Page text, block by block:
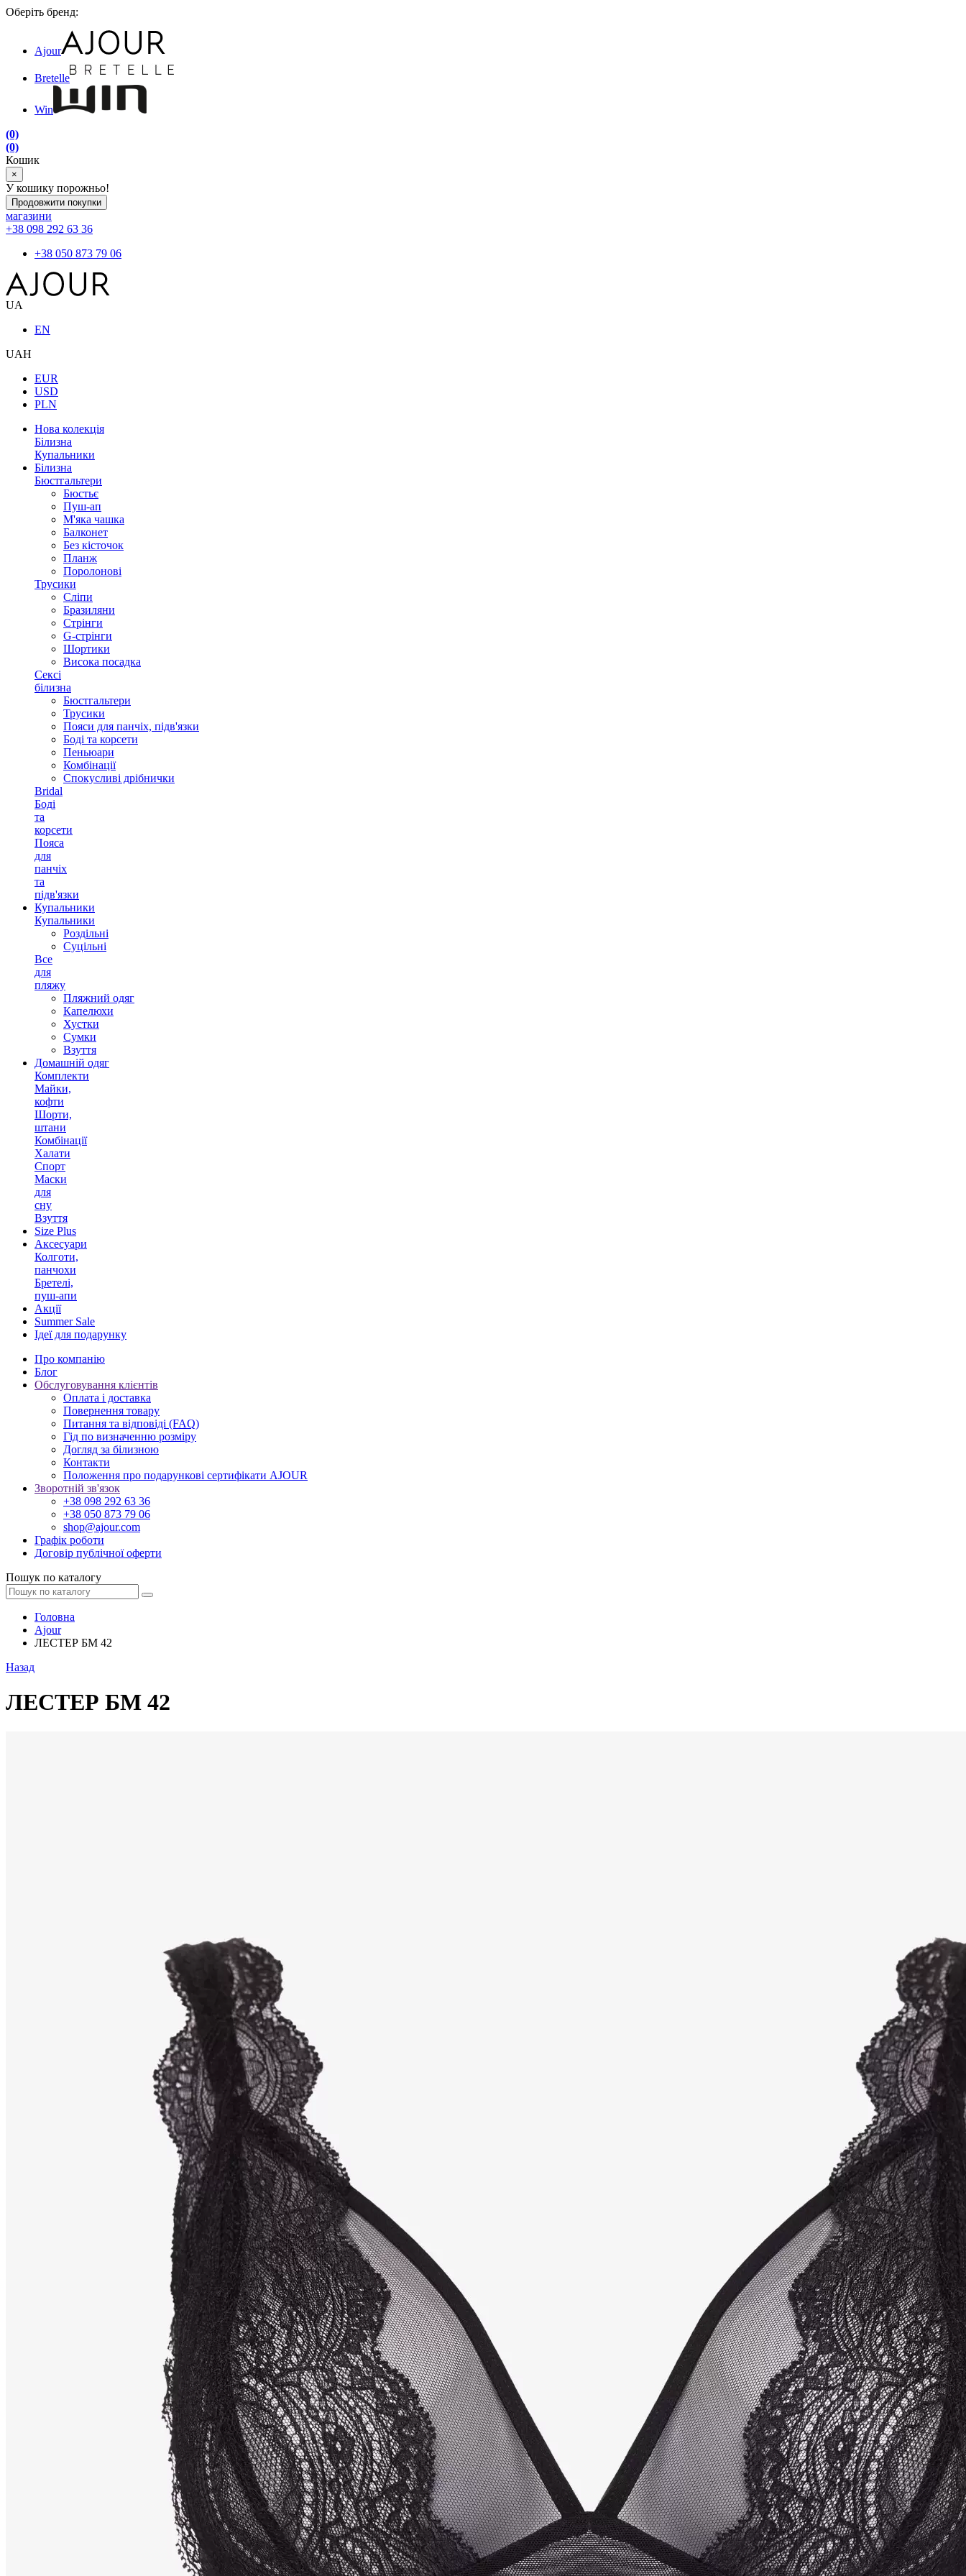
Оберіть бренд:
Ajour
Bretelle
Win
(0)
(0)
Кошик
×
У кошику порожньо!
Продовжити покупки
магазини
+38 098 292 63 36
+38 050 873 79 06
UA
EN
UAH
EUR
USD
PLN
Нова колекція
Білизна
Купальники
Білизна
Бюстгальтери
Бюстьє
Пуш-ап
М'яка чашка
Балконет
Без кісточок
Планж
Поролонові
Трусики
Сліпи
Бразиляни
Стрінги
G-стрінги
Шортики
Висока посадка
Сексі
білизна
Бюстгальтери
Трусики
Пояси для панчіх, підв'язки
Боді та корсети
Пеньюари
Комбінації
Спокусливі дрібнички
Bridal
Боді
та
корсети
Пояса
для
панчіх
та
підв'язки
Купальники
Купальники
Роздільні
Суцільні
Все
для
пляжу
Пляжний одяг
Капелюхи
Хустки
Сумки
Взуття
Домашній одяг
Комплекти
Майки,
кофти
Шорти,
штани
Комбінації
Халати
Спорт
Маски
для
сну
Взуття
Size Plus
Аксесуари
Колготи,
панчохи
Бретелі,
пуш-апи
Акції
Summer Sale
Ідеї для подарунку
Про компанію
Блог
Обслуговування клієнтів
Оплата і доставка
Повернення товару
Питання та відповіді (FAQ)
Гід по визначенню розміру
Догляд за білизною
Контакти
Положення про подарункові сертифікати AJOUR
Зворотній зв'язок
+38 098 292 63 36
+38 050 873 79 06
shop@ajour.com
Графік роботи
Договір публічної оферти
Пошук по каталогу
Головна
Ajour
ЛЕСТЕР БМ 42
Назад
ЛЕСТЕР БМ 42